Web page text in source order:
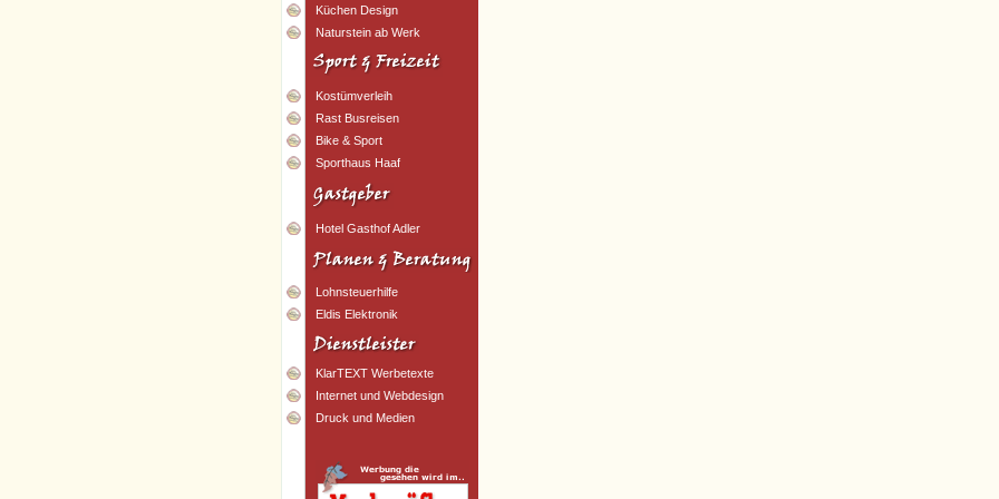
Küchen Design
Naturstein ab Werk
Kostümverleih
Rast Busreisen
Bike & Sport
Sporthaus Haaf
Hotel Gasthof Adler
Lohnsteuerhilfe
Eldis Elektronik
KlarTEXT Werbetexte
Internet und Webdesign
Druck und Medien